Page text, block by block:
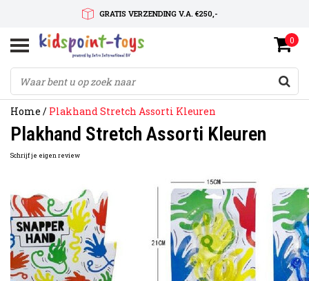
GRATIS VERZENDING V.A. €250,-
SNELLE LEVERTIJD
SERVICE OP MAAT
0
Home / Plakhand Stretch Assorti Kleuren
Plakhand Stretch Assorti Kleuren
Schrijf je eigen review